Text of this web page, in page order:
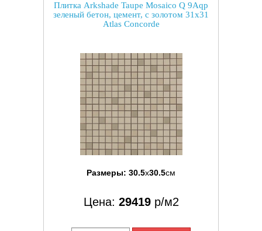
Плитка Arkshade Taupe Mosaico Q 9Aqp
зеленый бетон, цемент, с золотом 31x31
Atlas Concorde
Размеры: 30.5x30.5см
Цена: 29419р/м2